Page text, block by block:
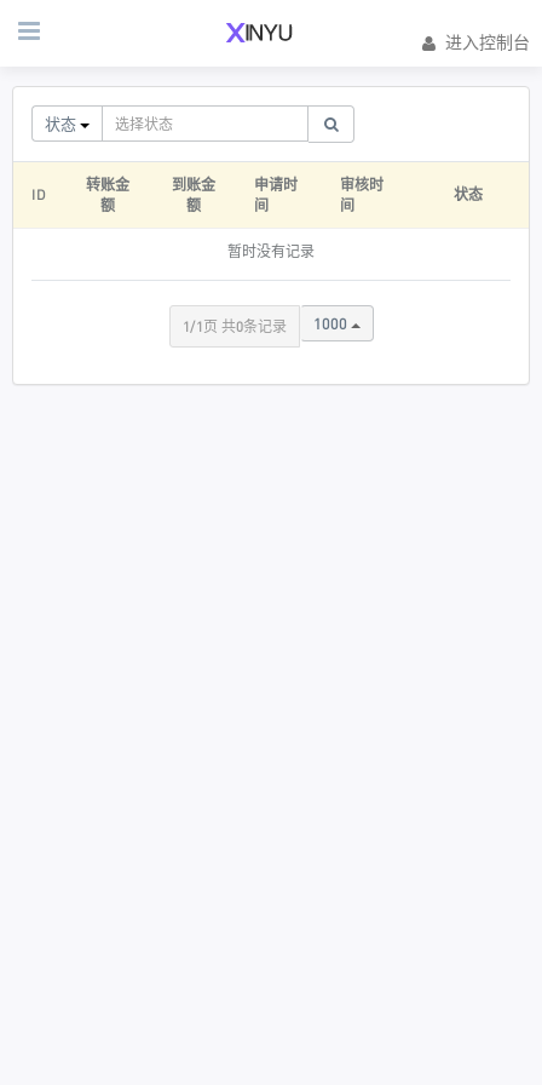
进入控制台
状态
ID
转账金
额
到账金
额
申请时
间
审核时
间
状态
暂时没有记录
1/1页 共0条记录 1000